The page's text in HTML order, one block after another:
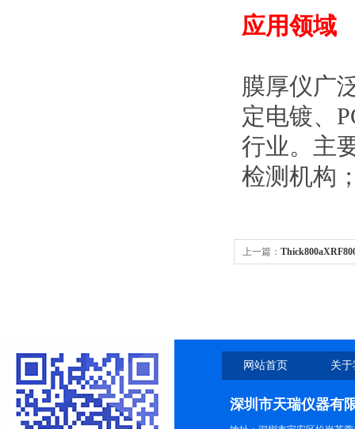
应用领域
膜厚仪广
定电镀、
行业。主
检测机构
上一篇：
网站首页 关
深圳市天瑞仪器有